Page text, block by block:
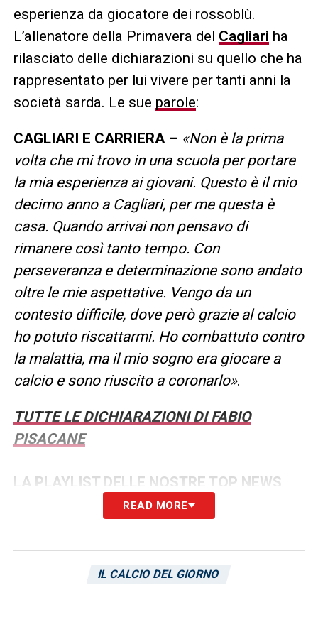
esperienza da giocatore dei rossoblù.
L’allenatore della Primavera del Cagliari ha
rilasciato delle dichiarazioni su quello che ha
rappresentato per lui vivere per tanti anni la
società sarda. Le sue parole:
CAGLIARI E CARRIERA – «Non è la prima
volta che mi trovo in una scuola per portare
la mia esperienza ai giovani. Questo è il mio
decimo anno a Cagliari, per me questa è
casa. Quando arrivai non pensavo di
rimanere così tanto tempo. Con
perseveranza e determinazione sono andato
oltre le mie aspettative. Vengo da un
contesto difficile, dove però grazie al calcio
ho potuto riscattarmi. Ho combattuto contro
la malattia, ma il mio sogno era giocare a
calcio e sono riuscito a coronarlo».
TUTTE LE DICHIARAZIONI DI FABIO
PISACANE
LA PLAYLIST DELLE NOSTRE TOP NEWS
READ MORE
IL CALCIO DEL GIORNO